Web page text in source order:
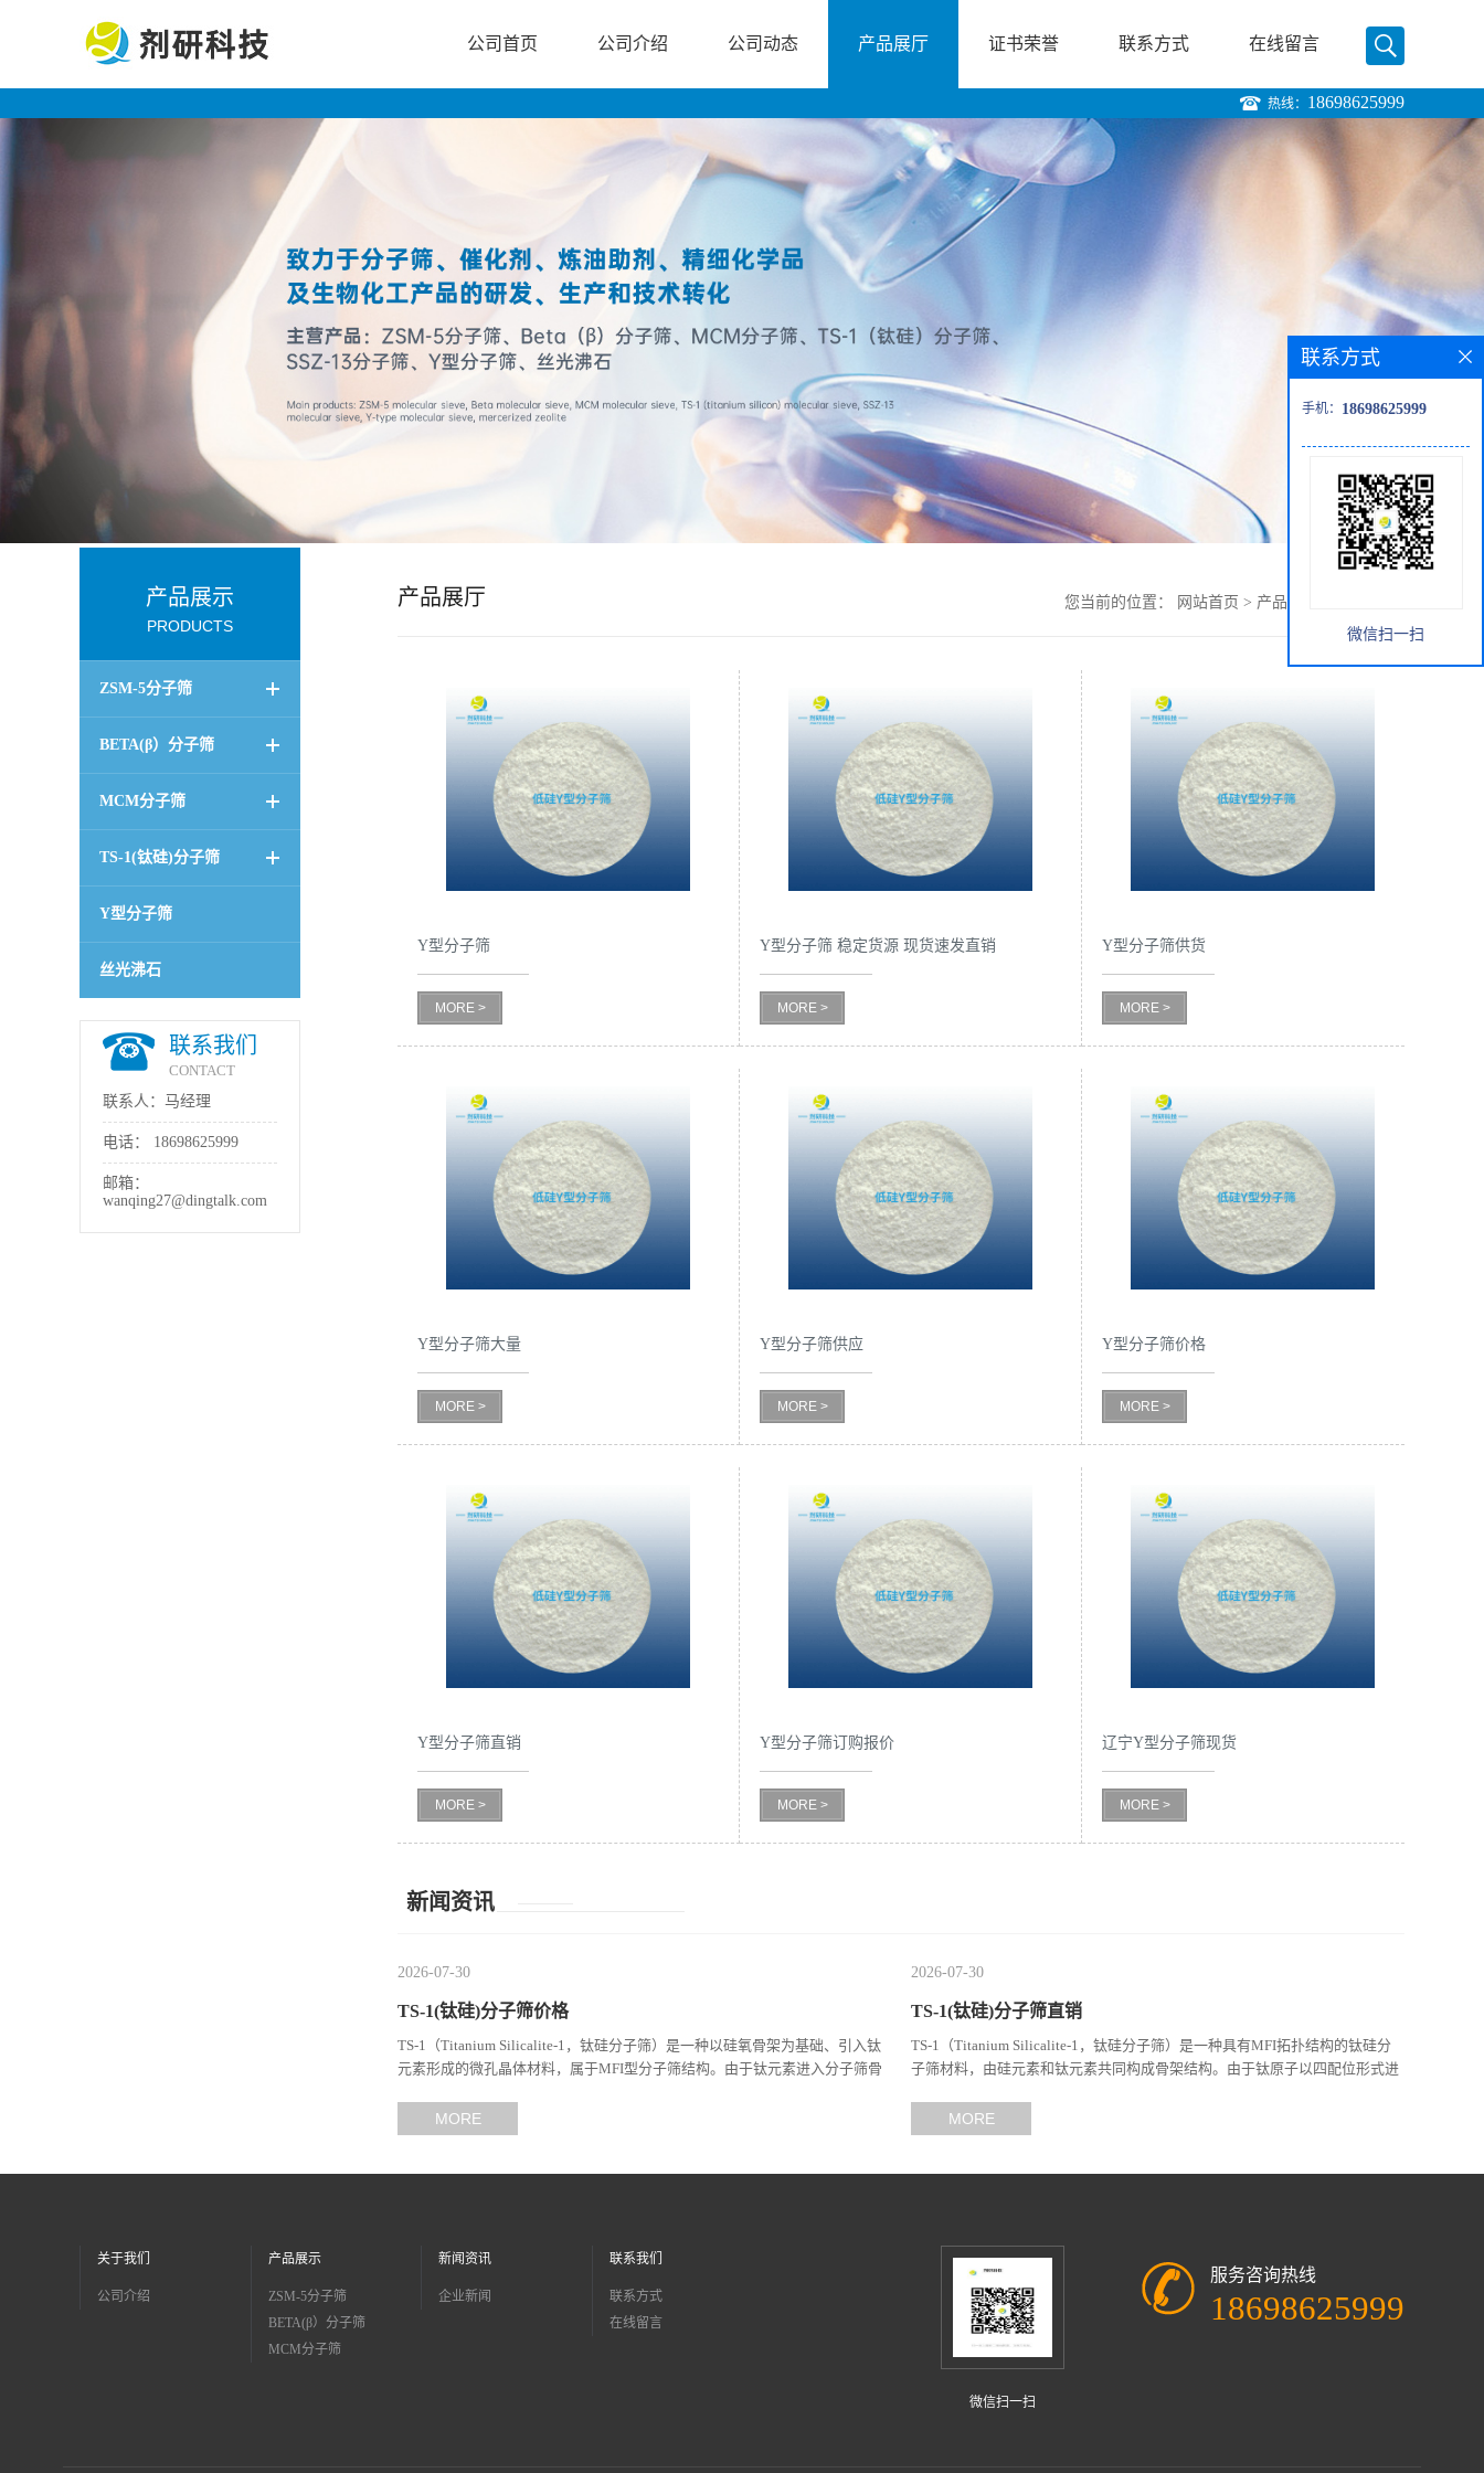
司
绍
公司首页 公司介绍 公司动态 产品展厅 证书荣誉 联系方式 在线留言
热线： 18698625999
产品展示
PRODUCTS
ZSM-5分子筛
BETA(β）分子筛
MCM分子筛
TS-1(钛硅)分子筛
Y型分子筛
丝光沸石
联系我们
CONTACT
联系人：马经理
电话： 18698625999
邮箱：
wanqing27@dingtalk.com
产品展厅 您当前的位置： 网站首页 > 产品展厅
Y型分子筛
MORE >
Y型分子筛 稳定货源 现货速发直销
MORE >
Y型分子筛供货
MORE >
Y型分子筛大量
MORE >
Y型分子筛供应
MORE >
Y型分子筛价格
MORE >
Y型分子筛直销
MORE >
Y型分子筛订购报价
MORE >
辽宁Y型分子筛现货
MORE >
新闻资讯
2026-07-30
TS-1(钛硅)分子筛价格
TS-1（Titanium Silicalite-1，钛硅分子筛）是一种以硅氧骨架为基础、引入钛
元素形成的微孔晶体材料，属于MFI型分子筛结构。由于钛元素进入分子筛骨
MORE
2026-07-30
TS-1(钛硅)分子筛直销
TS-1（Titanium Silicalite-1，钛硅分子筛）是一种具有MFI拓扑结构的钛硅分
子筛材料，由硅元素和钛元素共同构成骨架结构。由于钛原子以四配位形式进
MORE
联系方式
手机： 18698625999
微信扫一扫
关于我们
公司介绍
产品展示
ZSM-5分子筛
BETA(β）分子筛
MCM分子筛
新闻资讯
企业新闻
联系我们
联系方式
在线留言
微信扫一扫
服务咨询热线
18698625999